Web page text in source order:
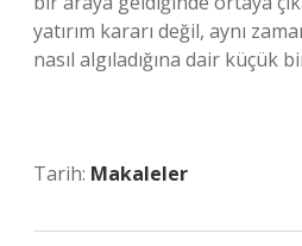
yatırım kararı değil, aynı
nasıl algıladığına dair küçük
Tarih: Makaleler